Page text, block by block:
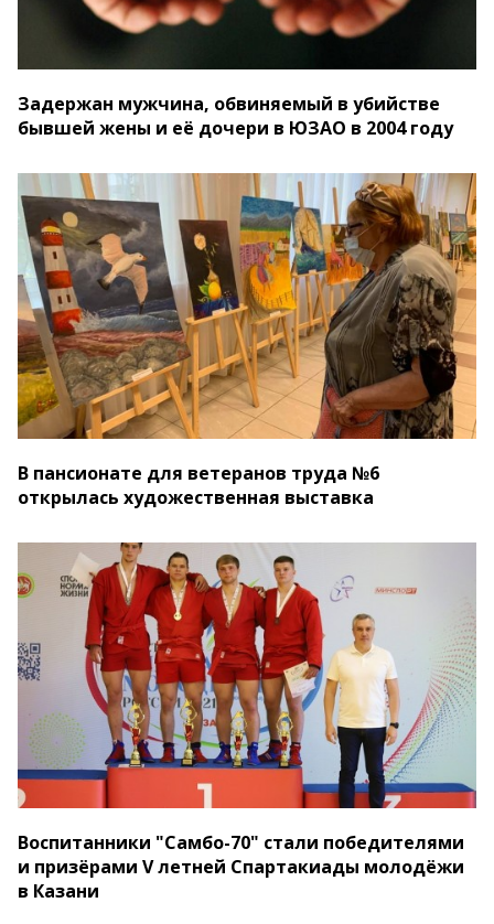
Задержан мужчина, обвиняемый в убийстве
бывшей жены и её дочери в ЮЗАО в 2004 году
В пансионате для ветеранов труда №6
открылась художественная выставка
Воспитанники "Самбо-70" стали победителями
и призёрами V летней Спартакиады молодёжи
в Казани